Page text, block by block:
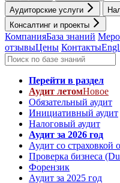
Аудиторские услуги
Консалтинг и проекты
КомпанияБаза знаний
отзывыЦены Контакты
Перейти в раздел
Аудит летомНовое
Обязательный аудит
Инициативный аудит
Налоговый аудит
Аудит за 2026 год
Аудит со
Проверка бизнеса
Форензик
Аудит за 2025 год